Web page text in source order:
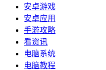
安卓游戏
安卓应用
手游攻略
看资讯
电脑系统
电脑教程